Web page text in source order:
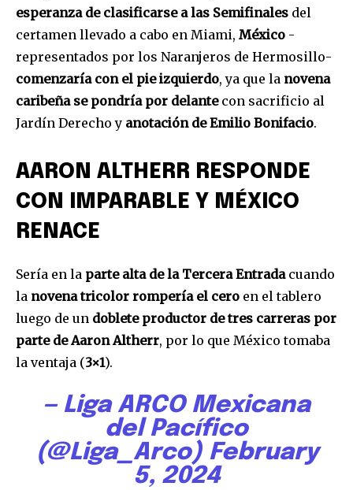
esperanza de clasificarse a las Semifinales del
certamen llevado a cabo en Miami, México -
representados por los Naranjeros de Hermosillo-
comenzaría con el pie izquierdo, ya que la novena
caribeña se pondría por delantecon sacrificio al
Jardín Derecho y anotación de Emilio Bonifacio.
AARON ALTHERR RESPONDE
CON IMPARABLE Y MÉXICO
RENACE
Sería en la parte alta de la Tercera Entradacuando
la novena tricolor rompería el cero en el tablero
luego de un doblete productor de tres carreras por
parte de Aaron Altherr, por lo que México tomaba
la ventaja (3×1).
— Liga ARCO Mexicana
del Pacífico
(@Liga_Arco) February
5, 2024